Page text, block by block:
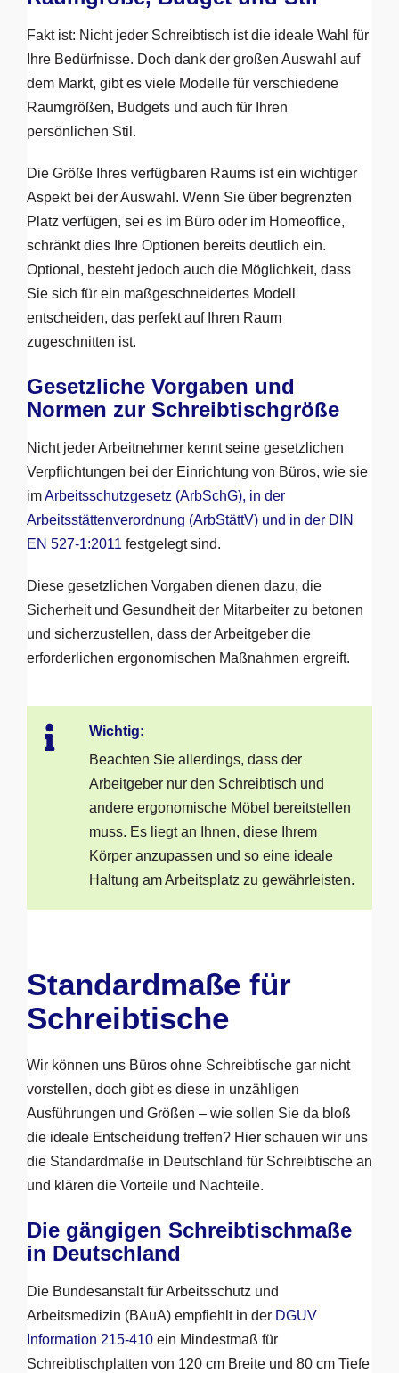
Fakt ist: Nicht jeder Schreibtisch ist die ideale Wahl für
Ihre Bedürfnisse. Doch dank der großen Auswahl auf
dem Markt, gibt es viele Modelle für verschiedene
Raumgrößen, Budgets und auch für Ihren
persönlichen Stil.
Die Größe Ihres verfügbaren Raums ist ein wichtiger
Aspekt bei der Auswahl. Wenn Sie über begrenzten
Platz verfügen, sei es im Büro oder im Homeoffice,
schränkt dies Ihre Optionen bereits deutlich ein.
Optional, besteht jedoch auch die Möglichkeit, dass
Sie sich für ein maßgeschneidertes Modell
entscheiden, das perfekt auf Ihren Raum
zugeschnitten ist.
Gesetzliche Vorgaben und
Normen zur Schreibtischgröße
Nicht jeder Arbeitnehmer kennt seine gesetzlichen
Verpflichtungen bei der Einrichtung von Büros, wie sie
imArbeitsschutzgesetz (ArbSchG), in der
Arbeitsstättenverordnung (ArbStättV) und in der DIN
EN 527-1:2011 festgelegt sind.
Diese gesetzlichen Vorgaben dienen dazu, die
Sicherheit und Gesundheit der Mitarbeiter zu betonen
und sicherzustellen, dass der Arbeitgeber die
erforderlichen ergonomischen Maßnahmen ergreift.
Wichtig:
Beachten Sie allerdings, dass der
Arbeitgeber nur den Schreibtisch und
andere ergonomische Möbel bereitstellen
muss. Es liegt an Ihnen, diese Ihrem
Körper anzupassen und so eine ideale
Haltung am Arbeitsplatz zu gewährleisten.
Standardmaße für
Schreibtische
Wir können uns Büros ohne Schreibtische gar nicht
vorstellen, doch gibt es diese in unzähligen
Ausführungen und Größen – wie sollen Sie da bloß
die ideale Entscheidung treffen? Hier schauen wir uns
die Standardmaße in Deutschland für Schreibtische an
und klären die Vorteile und Nachteile.
Die gängigen Schreibtischmaße
in Deutschland
Die Bundesanstalt für Arbeitsschutz und
Arbeitsmedizin (BAuA) empfiehlt in der DGUV
Information 215-410ein Mindestmaß für
Schreibtischplatten von 120 cm Breite und 80 cm Tiefe